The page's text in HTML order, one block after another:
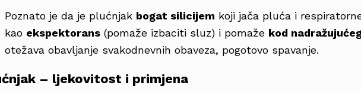
Poznato je da je plućnjak bogat silicijem koji jača pluća i
kao ekspektorans (pomaže izbaciti sluz) i pomaže kod
otežava obavljanje svakodnevnih obaveza, pogotovo spavanje.
– ljekovitost i primjena